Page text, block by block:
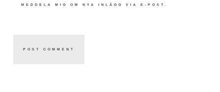
MEDDELA MIG OM NYA INLÄGG VIA E-POST.